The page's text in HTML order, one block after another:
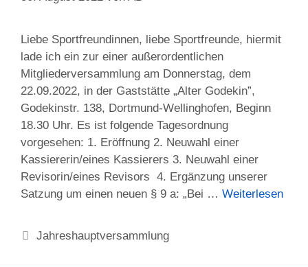
Liebe Sportfreundinnen, liebe Sportfreunde, hiermit
lade ich ein zur einer außerordentlichen
Mitgliederversammlung am Donnerstag, dem
22.09.2022, in der Gaststätte „Alter Godekin”,
Godekinstr. 138, Dortmund-Wellinghofen, Beginn
18.30 Uhr. Es ist folgende Tagesordnung
vorgesehen: 1. Eröffnung 2. Neuwahl einer
Kassiererin/eines Kassierers 3. Neuwahl einer
Revisorin/eines Revisors 4. Ergänzung unserer
Satzung um einen neuen § 9 a: „Bei … Weiterlesen
Kategorien
Jahreshauptversammlung